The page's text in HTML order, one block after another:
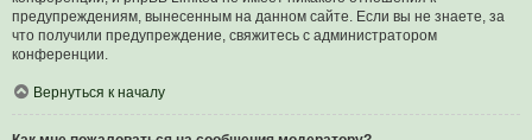
предупреждениям, вынесенным на данном сайте. Если вы не знаете, за
что получили предупреждение, свяжитесь с администратором
конференции.
Вернуться к началу